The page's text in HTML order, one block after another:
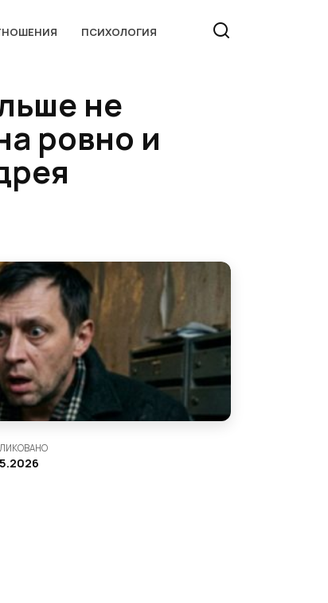
ПСИХОЛОГИЯ
не
ровно и